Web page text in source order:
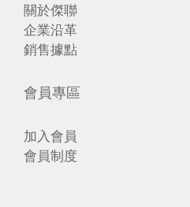
關於傑聯
企業沿革
銷售據點
會員專區
加入會員
會員制度